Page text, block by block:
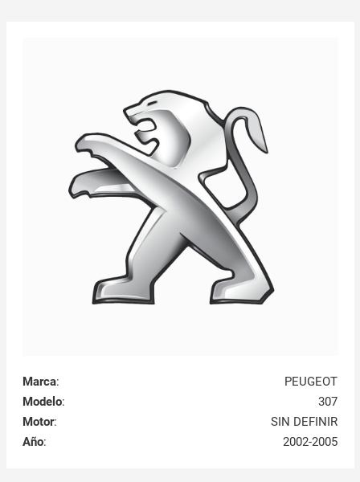
Marca:
PEUGEOT
Modelo:
307
Motor:
SIN DEFINIR
Año: 2002-2005